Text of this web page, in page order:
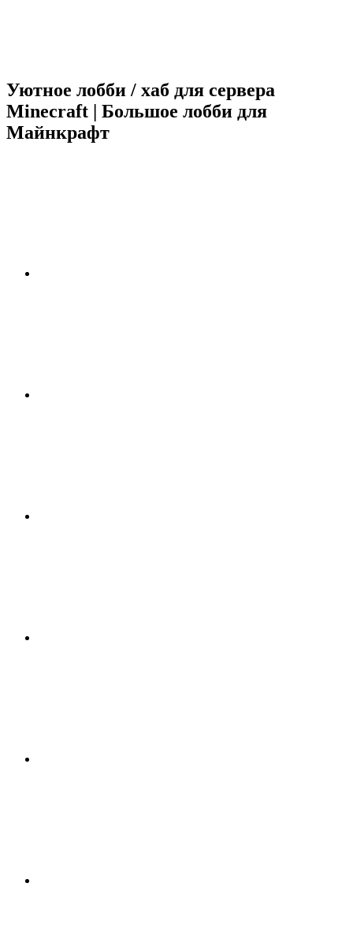
Уютное лобби / хаб для сервера
Minecraft | Большое лобби для
Майнкрафт